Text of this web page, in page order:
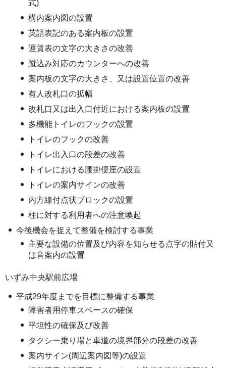
式)
構内案内図の設置
英語表記のある案内板の設置
運賃表の文字の大きさの改善
蹴込み対応のカウンターへの改善
案内板の文字の大きさ、又は設置位置の改善
有人改札口の拡幅
改札口又は出入口付近における案内板の設置
多機能トイレのフックの設置
トイレのフックの改善
トイレ出入口の段差の改善
トイレにおける腰掛便座の設置
トイレの案内サインの改善
内方線付点状ブロックの設置
柱に対する利用者への注意喚起
今後機会を捉えて整備を検討する事業
主要な設備の位置及び内容を知らせる点字の貼付又
は音案内の設置
いずみ中央駅前広場
平成29年度までを目標に整備する事業
障害者用停車スペースの確保
平坦性の確保及び改善
タクシー乗り場と車道の境界部分の段差の改善
案内サイン(周辺案内図等)の設置